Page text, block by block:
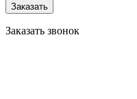
Заказать
Заказать звонок